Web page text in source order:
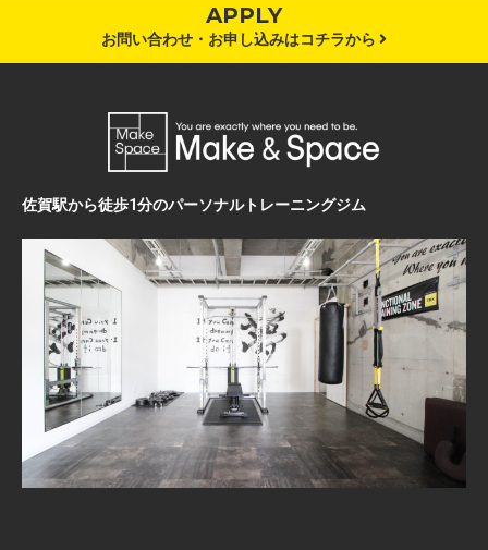
APPLY
お問い合わせ・お申し込みはコチラから
佐賀駅から徒歩1分のパーソナルトレーニングジム